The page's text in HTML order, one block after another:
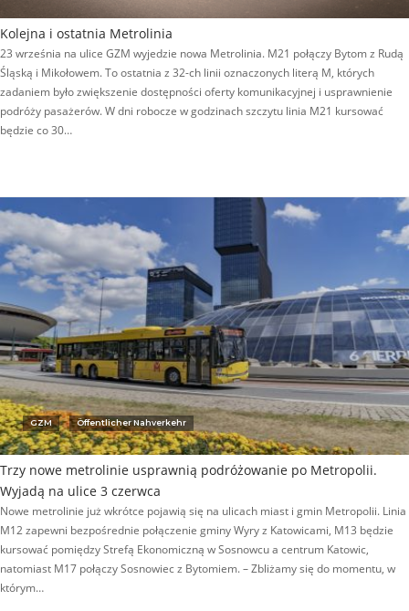
Kolejna i ostatnia Metrolinia
23 września na ulice GZM wyjedzie nowa Metrolinia. M21 połączy Bytom z Rudą
Śląską i Mikołowem. To ostatnia z 32-ch linii oznaczonych literą M, których
zadaniem było zwiększenie dostępności oferty komunikacyjnej i usprawnienie
podróży pasażerów. W dni robocze w godzinach szczytu linia M21 kursować
będzie co 30…
GZM Öffentlicher Nahverkehr
Trzy nowe metrolinie usprawnią podróżowanie po Metropolii.
Wyjadą na ulice 3 czerwca
Nowe metrolinie już wkrótce pojawią się na ulicach miast i gmin Metropolii. Linia
M12 zapewni bezpośrednie połączenie gminy Wyry z Katowicami, M13 będzie
kursować pomiędzy Strefą Ekonomiczną w Sosnowcu a centrum Katowic,
natomiast M17 połączy Sosnowiec z Bytomiem. – Zbliżamy się do momentu, w
którym…